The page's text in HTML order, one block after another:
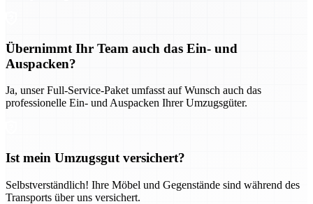
Übernimmt Ihr Team auch das Ein- und
Auspacken?
Ja, unser Full-Service-Paket umfasst auf Wunsch auch das
professionelle Ein- und Auspacken Ihrer Umzugsgüter.
Ist mein Umzugsgut versichert?
Selbstverständlich! Ihre Möbel und Gegenstände sind während des
Transports über uns versichert.